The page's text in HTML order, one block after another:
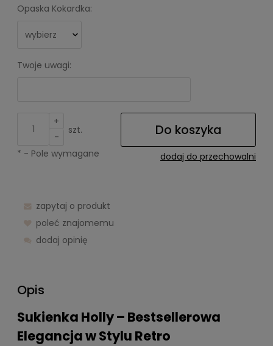
Opaska Kokardka:
Twoje uwagi:
+
-
szt. Do koszyka
dodaj do przechowalni
* - Pole wymagane
zapytaj o produkt
poleć znajomemu
dodaj opinię
Opis
Sukienka Holly – Bestsellerowa
Elegancja w Stylu Retro